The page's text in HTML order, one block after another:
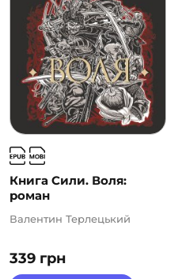
Книга Сили. Воля:
роман
339 грн
Валентин Терлецький